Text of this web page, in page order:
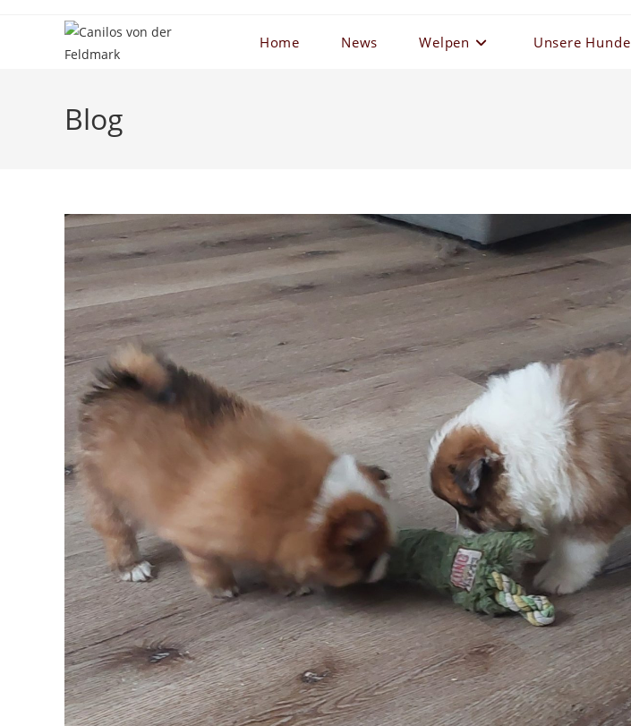
Home News Welpen Unsere Hunde
Blog